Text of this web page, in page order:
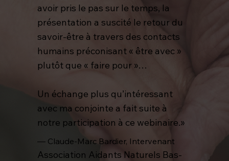
avoir pris le pas sur le temps, la
présentation a suscité le retour du
savoir-être à travers des contacts
humains préconisant « être avec »
plutôt que « faire pour »…
Un échange plus qu’intéressant
avec ma conjointe a fait suite à
notre participation à ce webinaire.»
— Claude-Marc Bardier, Intervenant
Association Aidants Naturels Bas-